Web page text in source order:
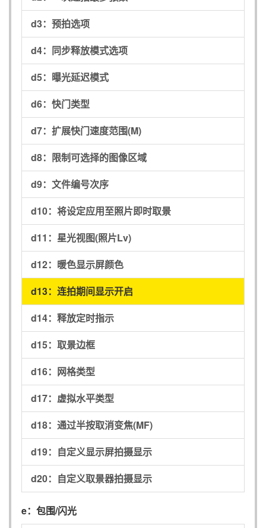
d3： 预拍选项
d4： 同步释放模式选项
d5： 曝光延迟模式
d6： 快门类型
d7： 扩展快门速度范围(M)
d8： 限制可选择的图像区域
d9： 文件编号次序
d10： 将设定应用至照片即时取景
d11： 星光视图(照片Lv)
d12： 暖色显示屏颜色
d13： 连拍期间显示开启
d14： 释放定时指示
d15： 取景边框
d16： 网格类型
d17： 虚拟水平类型
d18： 通过半按取消变焦(MF)
d19： 自定义显示屏拍摄显示
d20： 自定义取景器拍摄显示
e： 包围/闪光